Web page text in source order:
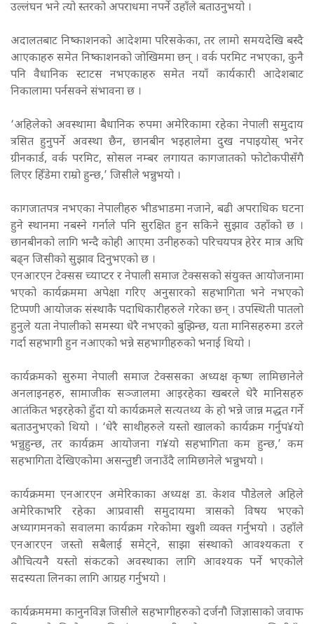
उल्लंघन भने त्यो स्तरको अपराधमा नपर्ने उहाँले बताउनुभयो ।
अदालतबाट निष्काशनको आदेशमा परिसकेका, तर लामो समयदेखि बस्दै
आएकाहरु समेत निष्काशनको जोखिममा छन् । वर्क परमिट नभएका, कुनै
पनि वैधानिक स्टाटस नभएकाहरु समेत नयाँ कार्यकारी आदेशबाट
निकालामा पर्नसक्ने संभावना छ ।
‘अहिलेको अवस्थामा बैधानिक रुपमा अमेरिकामा रहेका नेपाली समुदाय
त्रसित हुनुपर्ने अवस्था छैन, छानबीन भइहालेमा दुख नपाइयोस् भनेर
ग्रीनकार्ड, वर्क परमिट, सोसल नम्बर लगायत कागजातको फोटोकपीसँगै
लिएर हिँडेमा राम्रो हुन्छ,’ जिसीले भन्नुभयो ।
कागजातपत्र नभएका नेपालीहरु भीडभाडमा नजाने, बढी अपराधिक घटना
हुने स्थानमा नबस्ने गर्नाले पनि सुरक्षित हुन सकिने सुझाव उहाँको छ ।
छानबीनको लागि भन्दै कोही आएमा उनीहरुको परिचयपत्र हेरेर मात्र अघि
बढ्न जिसीको सुझाव दिनुभएको छ ।
एनआरएन टेक्सस च्याप्टर र नेपाली समाज टेक्ससको संयुक्त आयोजनामा
भएको कार्यक्रममा अपेक्षा गरिए अनुसारको सहभागिता भने नभएको
टिप्पणी आयोजक संस्थाकै पदाधिकारीहरुले गरेका छन् । उपस्थिती पातलो
हुनुले यता नेपालीको समस्या धेरै नभएको बुझिन्छ, यतामानिसहरुमा डरले
गर्दा सहभागी हुन नआएको भन्ने सहभागीहरुको भनाई थियो ।
कार्यक्रमको सुरुमा नेपाली समाज टेक्ससका अध्यक्ष कृष्ण लामिछानेले
अनलाइनहरु, सामाजीक सञ्जालमा आइरहेका खबरले धेरै मानिसहरु
आतंकित भइरहेको हुँदा यो कार्यक्रमले सत्यतथ्य के हो भन्ने जान्न मद्धत गर्ने
बताउनुभएको थियो । ‘धेरै साथीहरुले यस्तो खालको कार्यक्रम गर्नुप¥यो
भन्नुहुन्छ, तर कार्यक्रम आयोजना ग¥यो सहभागिता कम हुन्छ,’ कम
सहभागिता देखिएकोमा असन्तुष्टी जनाउँदै लामिछानेले भन्नुभयो ।
कार्यक्रममा एनआरएन अमेरिकाका अध्यक्ष डा. केशव पौडेलले अहिले
अमेरिकाभरि रहेका आप्रवासी समुदायमा त्रासको विषय भएको
अध्यागमनको सवालमा कार्यक्रम गरेकोमा खुशी व्यक्त गर्नुभयो । उहाँले
एनआरएन जस्तो सबैलाई समेट्ने, साझा संस्थाको आवश्यकता र
औचित्यनै यस्तो संकटको अवस्थाका लागि आवश्यक पर्ने भएकोले
सदस्यता लिनका लागि आग्रह गर्नुभयो ।
कार्यक्रमममा कानुनविज्ञ जिसीले सहभागीहरुको दर्जनौ जिज्ञासाको जवाफ